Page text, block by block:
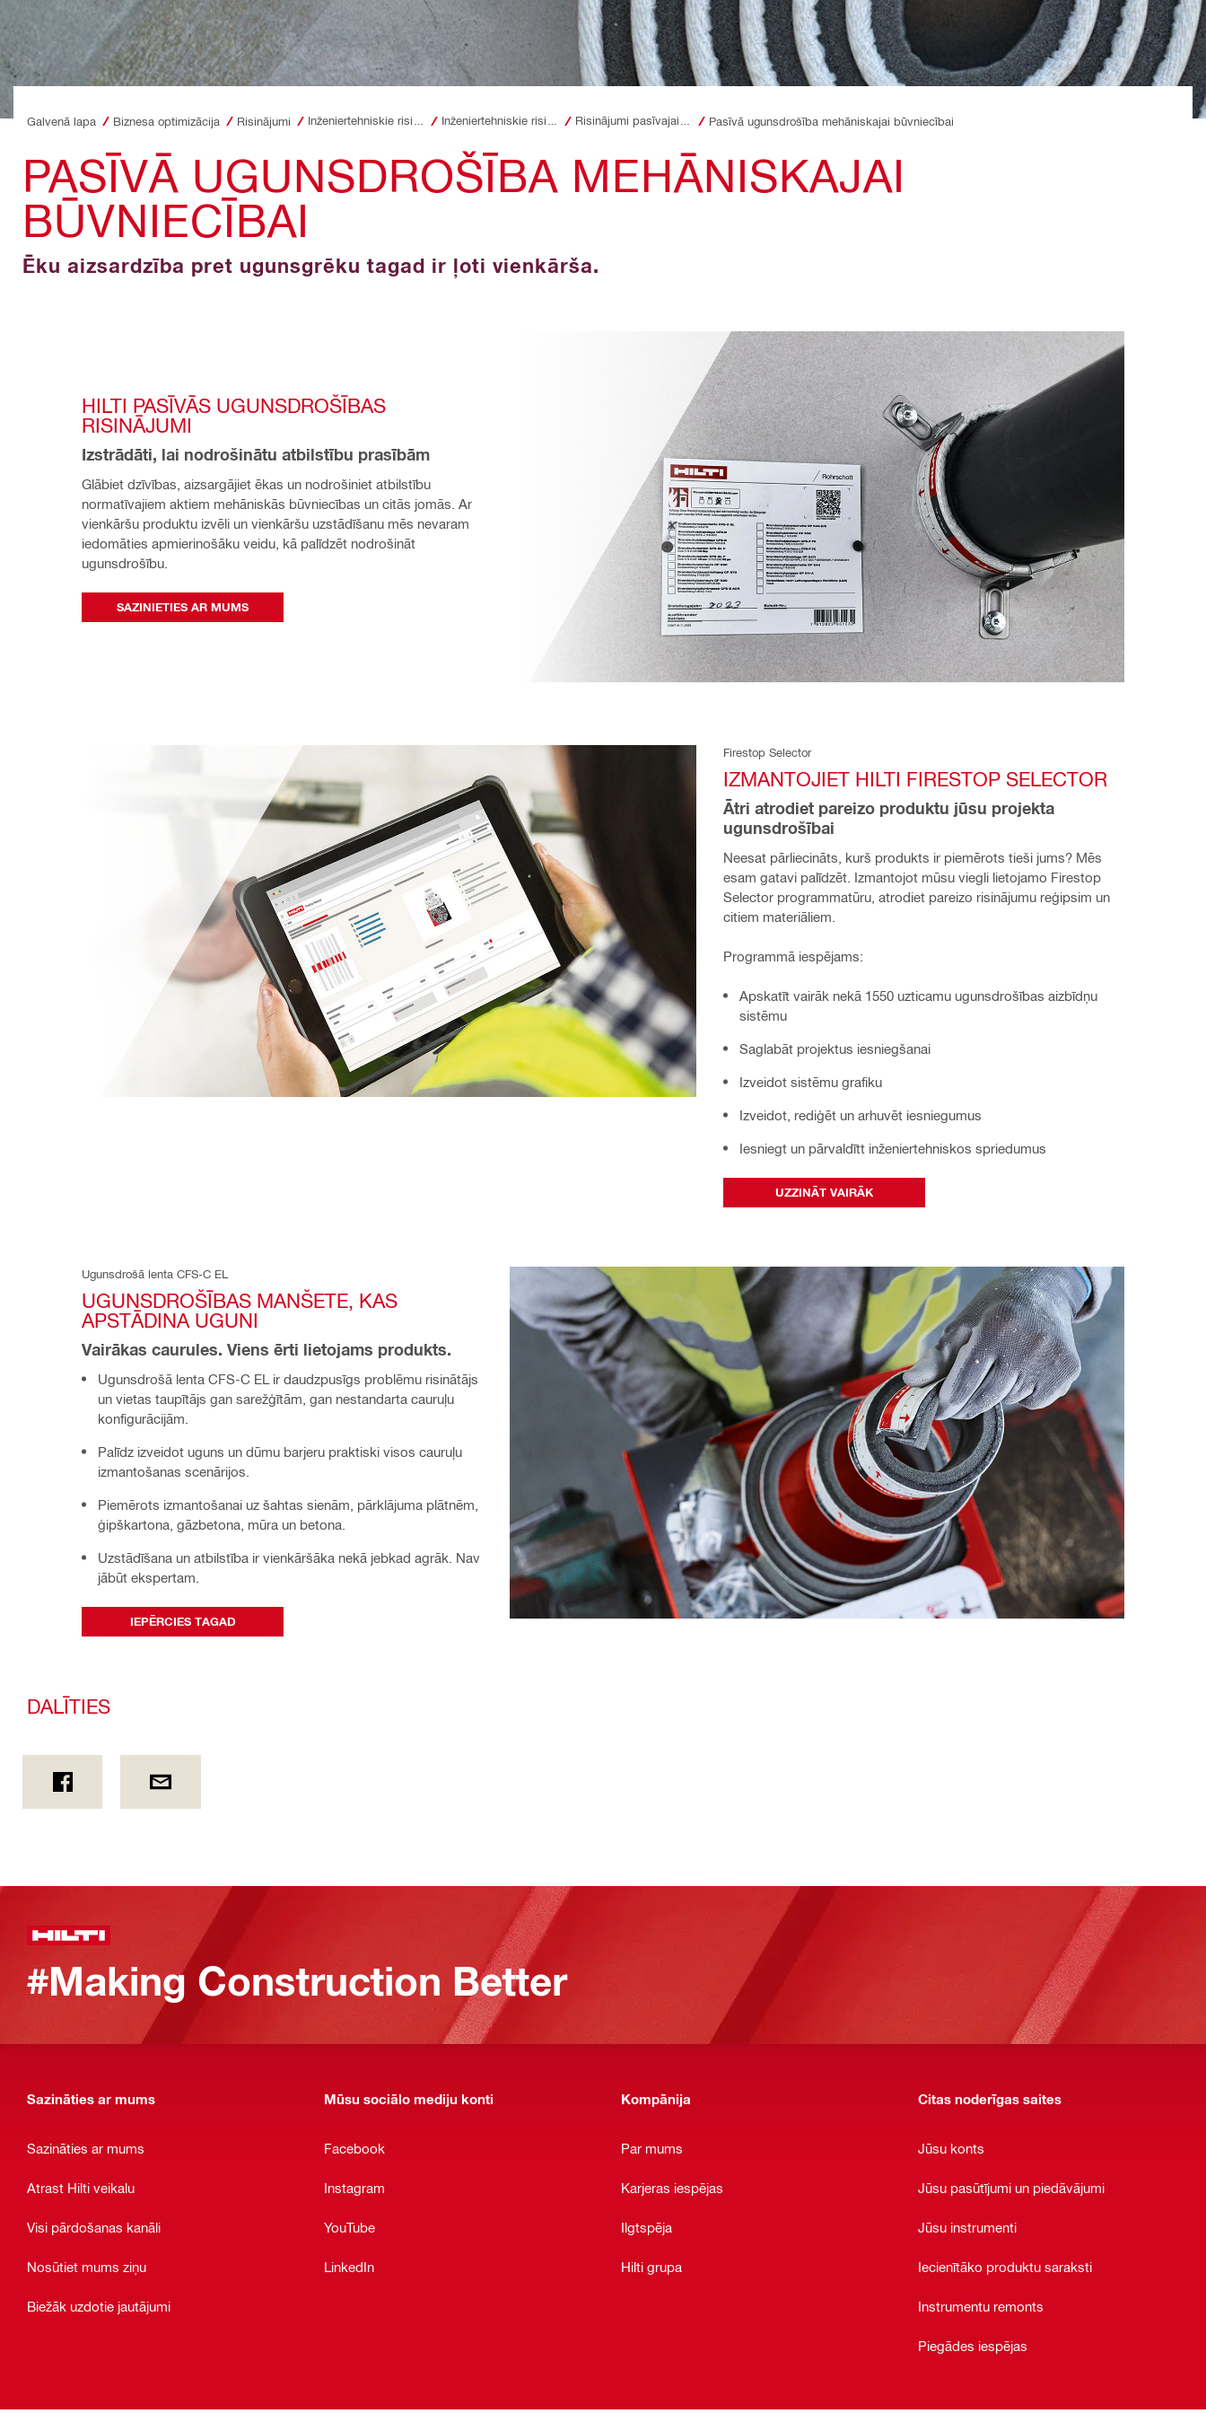
Galvenā lapa Biznesa optimizācija Risinājumi Pasīvā ugunsdrošība mehāniskajai būvniecībai
PASĪVĀ UGUNSDROŠĪBA MEHĀNISKAJAI
BŪVNIECĪBAI
Ēku aizsardzība pret ugunsgrēku tagad ir ļoti vienkārša.
HILTI PASĪVĀS UGUNSDROŠĪBAS
RISINĀJUMI
Izstrādāti, lai nodrošinātu atbilstību prasībām
Glābiet dzīvības, aizsargājiet ēkas un nodrošiniet atbilstību
normatīvajiem aktiem mehāniskās būvniecības un citās jomās. Ar
vienkāršu produktu izvēli un vienkāršu uzstādīšanu mēs nevaram
iedomāties apmierinošāku veidu, kā palīdzēt nodrošināt
ugunsdrošību.
SAZINIETIES AR MUMS
Firestop Selector
IZMANTOJIET HILTI FIRESTOP SELECTOR
Ātri atrodiet pareizo produktu jūsu projekta
ugunsdrošībai
Neesat pārliecināts, kurš produkts ir piemērots tieši jums? Mēs
esam gatavi palīdzēt. Izmantojot mūsu viegli lietojamo Firestop
Selector programmatūru, atrodiet pareizo risinājumu reģipsim un
citiem materiāliem.
Programmā iespējams:
Apskatīt vairāk nekā 1550 uzticamu ugunsdrošības aizbīdņu
sistēmu
Saglabāt projektus iesniegšanai
Izveidot sistēmu grafiku
Izveidot, rediģēt un arhuvēt iesniegumus
Iesniegt un pārvaldītt inženiertehniskos spriedumus
UZZINĀT VAIRĀK
Ugunsdrošā lenta CFS-C EL
UGUNSDROŠĪBAS MANŠETE, KAS
APSTĀDINA UGUNI
Vairākas caurules. Viens ērti lietojams produkts.
Ugunsdrošā lenta CFS-C EL ir daudzpusīgs problēmu risinātājs
un vietas taupītājs gan sarežģītām, gan nestandarta cauruļu
konfigurācijām.
Palīdz izveidot uguns un dūmu barjeru praktiski visos cauruļu
izmantošanas scenārijos.
Piemērots izmantošanai uz šahtas sienām, pārklājuma plātnēm,
ģipškartona, gāzbetona, mūra un betona.
Uzstādīšana un atbilstība ir vienkāršāka nekā jebkad agrāk. Nav
jābūt ekspertam.
IEPĒRCIES TAGAD
DALĪTIES
#Making Construction Better
Sazināties ar mums
Sazināties ar mums
Atrast Hilti veikalu
Visi pārdošanas kanāli
Nosūtiet mums ziņu
Biežāk uzdotie jautājumi
Mūsu sociālo mediju konti
Facebook
Instagram
YouTube
LinkedIn
Kompānija
Par mums
Karjeras iespējas
Ilgtspēja
Hilti grupa
Citas noderīgas saites
Jūsu konts
Jūsu pasūtījumi un piedāvājumi
Jūsu instrumenti
Iecienītāko produktu saraksti
Instrumentu remonts
Piegādes iespējas